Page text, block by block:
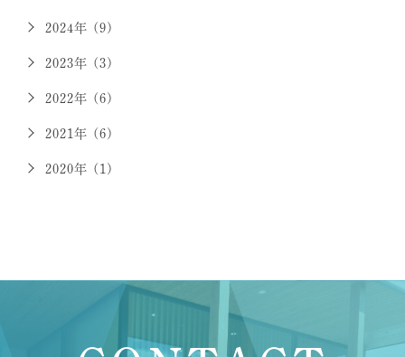
2024年 (9)
2023年 (3)
2022年 (6)
2021年 (6)
2020年 (1)